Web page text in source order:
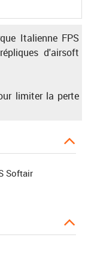
Italienne FPS
d'airsoft
limiter la perte
Softair